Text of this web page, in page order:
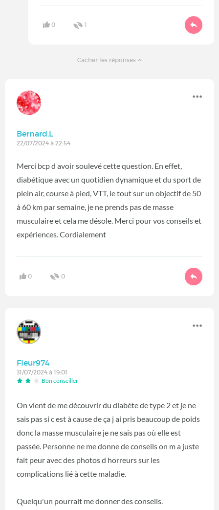
0 1
Cacher les réponses
Bernard.L
22/07/2024 à 22:54
Merci bcp d avoir soulevé cette question. En effet,
diabétique avec un quotidien dynamique et du sport de
plein air, course à pied, VTT, le tout sur un objectif de 50
à 60 km par semaine, je ne prends pas de masse
musculaire et cela me désole. Merci pour vos conseils et
expériences. Cordialement
0 0
Fleur974
31/07/2024 à 19:01
Bon conseiller
On vient de me découvrir du diabète de type 2 et je ne
sais pas si c est à cause de ça j ai pris beaucoup de poids
donc la masse musculaire je ne sais pas où elle est
passée. Personne ne me donne de conseils on m a juste
fait peur avec des photos d horreurs sur les
complications lié à cette maladie.
Quelqu'un pourrait me donner des conseils.